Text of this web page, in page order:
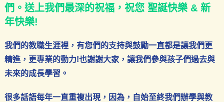
們。送上我們最深的祝福，祝您 聖誕快樂 & 新
年快樂!
我們的教職生涯裡，有您們的支持與鼓勵一直都是讓我們更
精進，更專業的動力!也謝謝大家，讓我們參與孩子們過去與
未來的成長學習。
很多話語每年一直重複出現，因為，自始至終我們辦學與教